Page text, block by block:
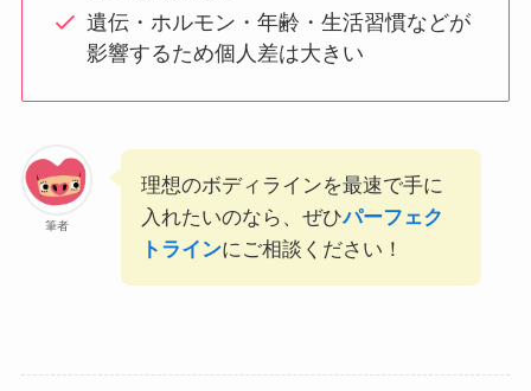
遺伝・ホルモン・年齢・生活習慣などが
影響するため個人差は大きい
筆者
理想のボディラインを最速で手に
入れたいのなら、ぜひパーフェク
トラインにご相談ください！